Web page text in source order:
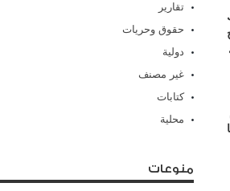
تقارير
حقوق وحريات
دولية
غير مصنف
كتابات
محلية
منوعات